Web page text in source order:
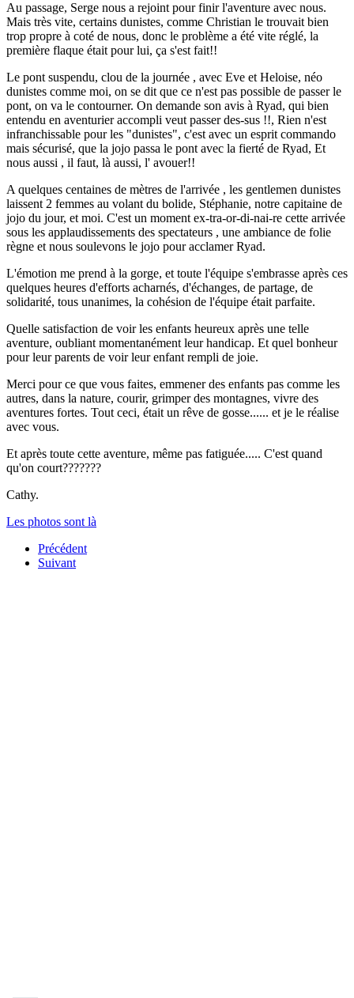
Au passage, Serge nous a rejoint pour finir l'aventure avec nous.
Mais très vite, certains dunistes, comme Christian le trouvait bien
trop propre à coté de nous, donc le problème a été vite réglé, la
première flaque était pour lui, ça s'est fait!!
Le pont suspendu, clou de la journée , avec Eve et Heloise, néo
dunistes comme moi, on se dit que ce n'est pas possible de passer le
pont, on va le contourner. On demande son avis à Ryad, qui bien
entendu en aventurier accompli veut passer des-sus !!, Rien n'est
infranchissable pour les "dunistes", c'est avec un esprit commando
mais sécurisé, que la jojo passa le pont avec la fierté de Ryad, Et
nous aussi , il faut, là aussi, l' avouer!!
A quelques centaines de mètres de l'arrivée , les gentlemen dunistes
laissent 2 femmes au volant du bolide, Stéphanie, notre capitaine de
jojo du jour, et moi. C'est un moment ex-tra-or-di-nai-re cette arrivée
sous les applaudissements des spectateurs , une ambiance de folie
règne et nous soulevons le jojo pour acclamer Ryad.
L'émotion me prend à la gorge, et toute l'équipe s'embrasse après ces
quelques heures d'efforts acharnés, d'échanges, de partage, de
solidarité, tous unanimes, la cohésion de l'équipe était parfaite.
Quelle satisfaction de voir les enfants heureux après une telle
aventure, oubliant momentanément leur handicap. Et quel bonheur
pour leur parents de voir leur enfant rempli de joie.
Merci pour ce que vous faites, emmener des enfants pas comme les
autres, dans la nature, courir, grimper des montagnes, vivre des
aventures fortes. Tout ceci, était un rêve de gosse...... et je le réalise
avec vous.
Et après toute cette aventure, même pas fatiguée..... C'est quand
qu'on court???????
Cathy.
Les photos sont là
Précédent
Suivant